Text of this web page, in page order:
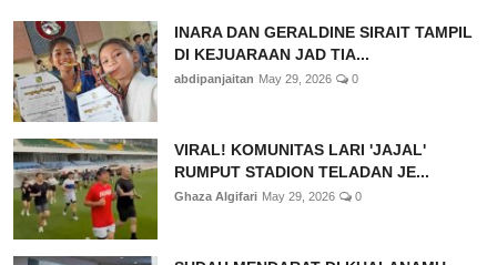
INARA DAN GERALDINE SIRAIT TAMPIL
DI KEJUARAAN JAD TIA...
abdipanjaitan May 29, 2026 0
VIRAL! KOMUNITAS LARI 'JAJAL'
RUMPUT STADION TELADAN JE...
Ghaza Algifari May 29, 2026 0